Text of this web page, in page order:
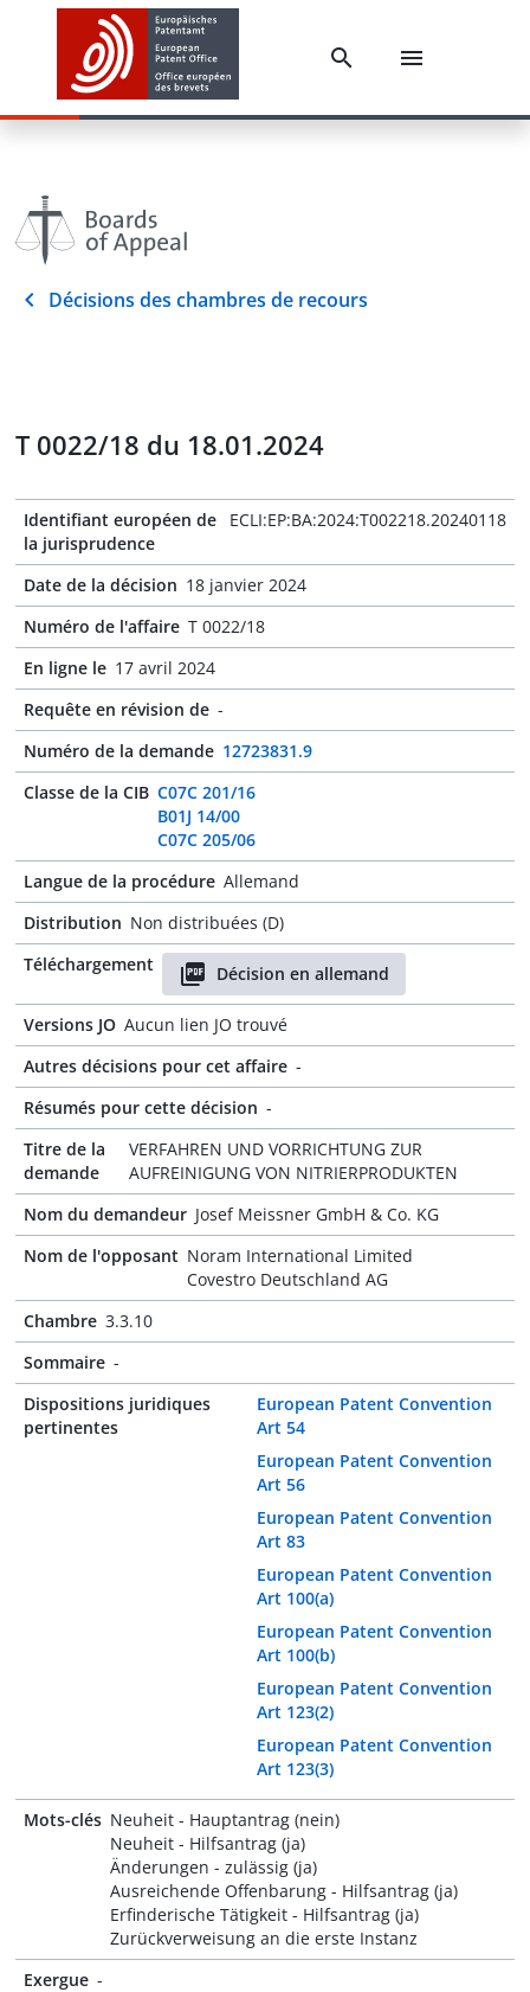
Décisions des chambres de recours
T 0022/18 du 18.01.2024
Identifiant européen de
la jurisprudence
ECLI:EP:BA:2024:T002218.20240118
Date de la décision 18 janvier 2024
Numéro de l'affaire T 0022/18
En ligne le 17 avril 2024
Requête en révision de -
Numéro de la demande 12723831.9
Classe de la CIB C07C 201/16
B01J 14/00
C07C 205/06
Langue de la procédure Allemand
Distribution Non distribuées (D)
Téléchargement
Décision en allemand
Versions JO Aucun lien JO trouvé
Autres décisions pour cet affaire -
Résumés pour cette décision -
Titre de la
demande
VERFAHREN UND VORRICHTUNG ZUR
AUFREINIGUNG VON NITRIERPRODUKTEN
Nom du demandeur Josef Meissner GmbH & Co. KG
Nom de l'opposant Noram International Limited
Covestro Deutschland AG
Chambre 3.3.10
Sommaire -
Dispositions juridiques
pertinentes
European Patent Convention
Art 54
European Patent Convention
Art 56
European Patent Convention
Art 83
European Patent Convention
Art 100(a)
European Patent Convention
Art 100(b)
European Patent Convention
Art 123(2)
European Patent Convention
Art 123(3)
Mots-clés Neuheit - Hauptantrag (nein)
Neuheit - Hilfsantrag (ja)
Änderungen - zulässig (ja)
Ausreichende Offenbarung - Hilfsantrag (ja)
Erfinderische Tätigkeit - Hilfsantrag (ja)
Zurückverweisung an die erste Instanz
Exergue -